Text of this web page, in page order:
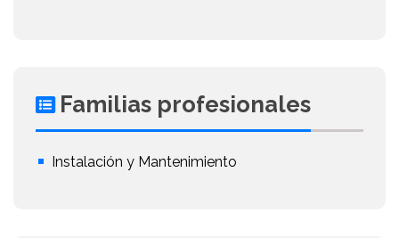
Familias profesionales
Instalación y Mantenimiento